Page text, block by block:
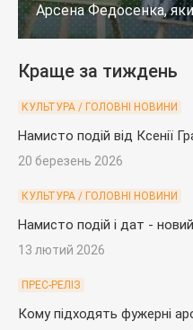
Арсена Федосенка,
загинув на війні
Краще за тиждень
КУЛЬТУРА / ГОЛОВНІ НОВИНИ
Намисто подій від Ксенії
20 березень 2026
КУЛЬТУРА / ГОЛОВНІ НОВИНИ
Намисто подій і дат -
13 лютий 2026
ПРЕС-РЕЛІЗ
Кому підходять фужерні